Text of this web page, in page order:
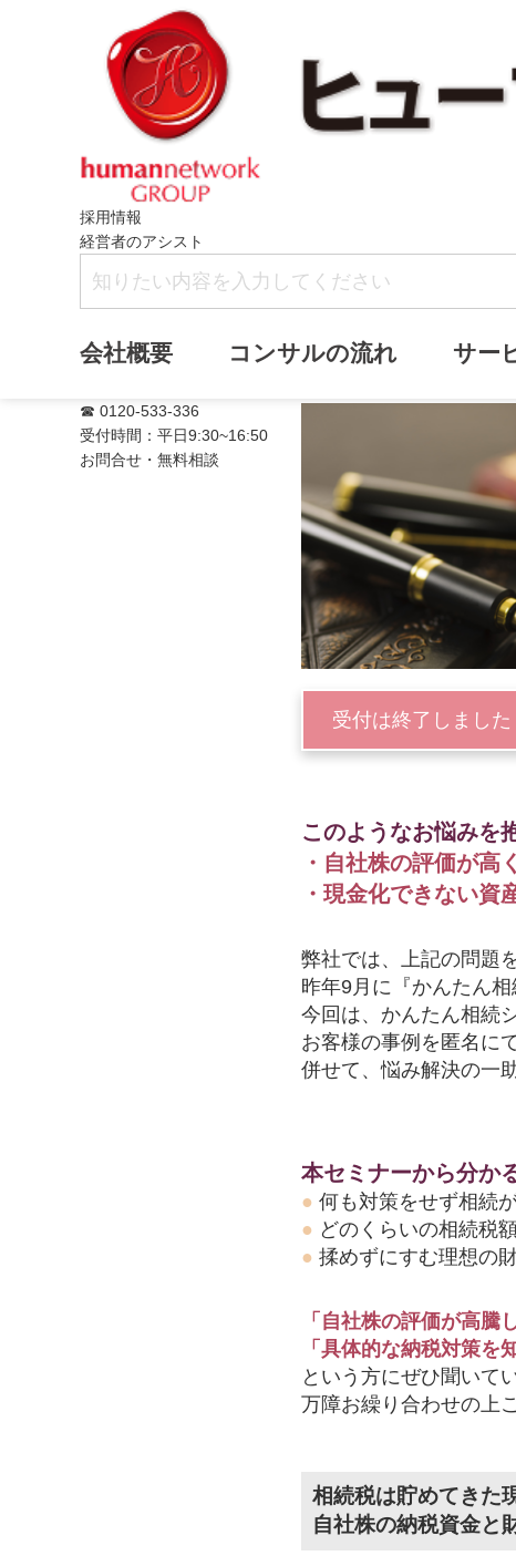
採用情報
経営者のアシスト
会社概要 コンサルの流れ サー
☎ 0120-533-336
受付時間：平日9:30~16:50
お問合せ・無料相談
た
受付は終了しました
このようなお悩みを
・自社株の評価が高
・現金化できない資
弊社では、上記の問題
昨年9月に『かんたん
今回は、かんたん相続
お客様の事例を匿名に
併せて、悩み解決の一
本セミナーから分か
● 何も対策をせず相続
● どのくらいの相続税
● 揉めずにすむ理想の
「自社株の評価が高騰
「具体的な納税対策を
という方にぜひ聞いて
万障お繰り合わせの上
相続税は貯めてきた
自社株の納税資金と